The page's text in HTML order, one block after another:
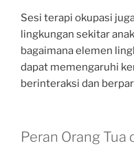
Sesi terapi okupasi
lingkungan sekitar
bagaimana elemen
dapat memengaruhi
berinteraksi dan
Peran Orang Tua